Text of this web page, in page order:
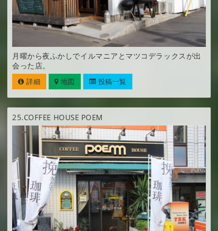
月曜から夜ふかしでイルマニアとマツコデラックスが出
会った店。
詳細 地図 投稿一覧
25.COFFEE HOUSE POEM